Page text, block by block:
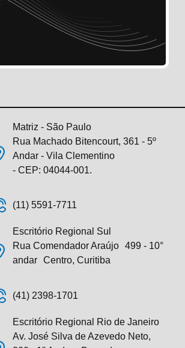
Matriz - São Paulo
Rua Machado Bitencourt, 361 - 5º
Andar - Vila Clementino
- CEP: 04044-001.
(11) 5591-7711
Escritório Regional Sul
Rua Comendador Araújo 499 - 10°
andar Centro, Curitiba
(41) 2398-1701
Escritório Regional Rio de Janeiro
Av. José Silva de Azevedo Neto,